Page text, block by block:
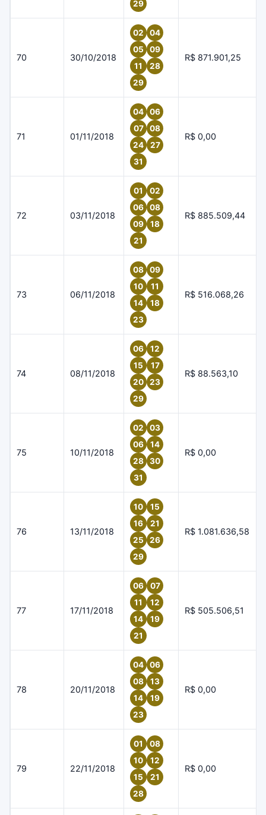
29
70 30/10/2018
02
04
05
09
11
28
29
R$ 871.901,25
71 01/11/2018
04
06
07
08
24
27
31
R$ 0,00
72 03/11/2018
01
02
06
08
09
18
21
R$ 885.509,44
73 06/11/2018
08
09
10
11
14
18
23
R$ 516.068,26
74 08/11/2018
06
12
15
17
20
23
29
R$ 88.563,10
75 10/11/2018
02
03
06
14
28
30
31
R$ 0,00
76 13/11/2018
10
15
16
21
25
26
29
R$ 1.081.636,58
77 17/11/2018
06
07
11
12
14
19
21
R$ 505.506,51
78 20/11/2018
04
06
08
13
14
19
23
R$ 0,00
79 22/11/2018
01
08
10
12
15
21
28
R$ 0,00